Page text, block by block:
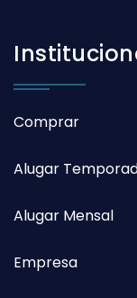
Comprar
Alugar
Alugar Mensal
Empresa